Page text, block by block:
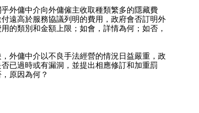
乎外傭中介向外傭僱主收取種類繁多的隱藏費
遠高於服務協議列明的費用，政府會否訂明外
的類別和金額上限；如會，詳情為何；如否，
，外傭中介以不良手法經營的情況日益嚴重，政
已過時或有漏洞，並提出相應修訂和加重罰
原因為何？